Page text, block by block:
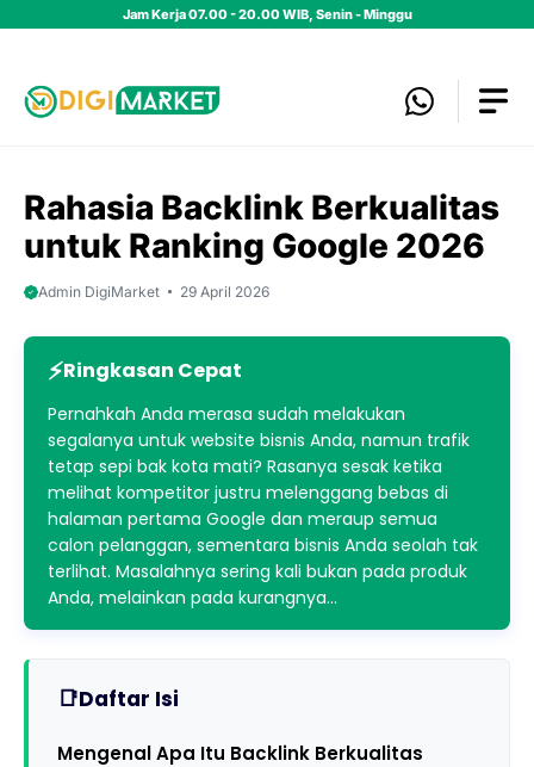
Jam Kerja 07.00 - 20.00 WIB, Senin - Minggu
Rahasia Backlink Berkualitas
untuk Ranking Google 2026
Admin DigiMarket 29 April 2026
Ringkasan Cepat
Pernahkah Anda merasa sudah melakukan
segalanya untuk website bisnis Anda, namun trafik
tetap sepi bak kota mati? Rasanya sesak ketika
melihat kompetitor justru melenggang bebas di
halaman pertama Google dan meraup semua
calon pelanggan, sementara bisnis Anda seolah tak
terlihat. Masalahnya sering kali bukan pada produk
Anda, melainkan pada kurangnya…
Daftar Isi
Mengenal Apa Itu Backlink Berkualitas